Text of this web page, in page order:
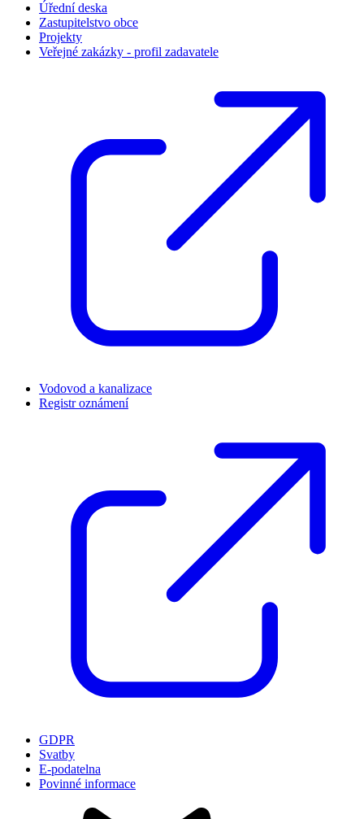
Úřední deska
Zastupitelstvo obce
Projekty
Veřejné zakázky - profil zadavatele
Vodovod a kanalizace
Registr oznámení
GDPR
Svatby
E-podatelna
Povinné informace